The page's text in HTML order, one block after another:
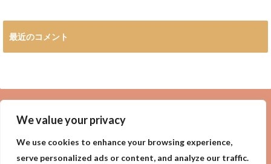
We value your privacy
We use cookies to enhance your browsing experience,
serve personalized ads or content, and analyze our traffic.
最近のコメント